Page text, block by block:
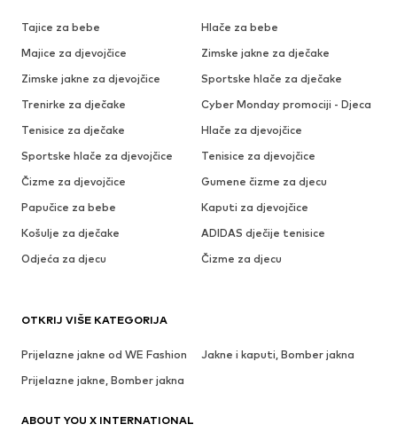
Tajice za bebe
Hlače za bebe
Majice za djevojčice
Zimske jakne za dječake
Zimske jakne za djevojčice
Sportske hlače za dječake
Trenirke za dječake
Cyber Monday promociji - Djeca
Tenisice za dječake
Hlače za djevojčice
Sportske hlače za djevojčice
Tenisice za djevojčice
Čizme za djevojčice
Gumene čizme za djecu
Papučice za bebe
Kaputi za djevojčice
Košulje za dječake
ADIDAS dječije tenisice
Odjeća za djecu
Čizme za djecu
OTKRIJ VIŠE KATEGORIJA
Prijelazne jakne od WE Fashion
Jakne i kaputi, Bomber jakna
Prijelazne jakne, Bomber jakna
ABOUT YOU X INTERNATIONAL